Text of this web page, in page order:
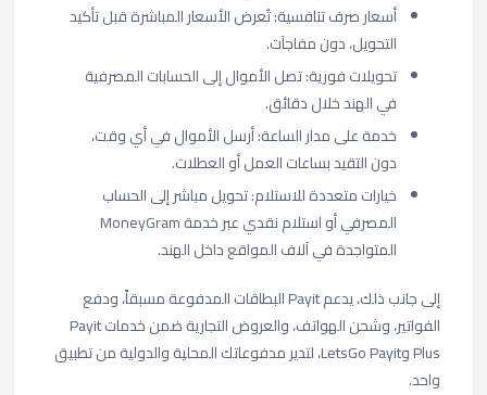
أسعار صرف تنافسية: تُعرض الأسعار المباشرة قبل تأكيد
التحويل، دون مفاجآت.
تحويلات فورية: تصل الأموال إلى الحسابات المصرفية
في الهند خلال دقائق.
خدمة على مدار الساعة: أرسل الأموال في أي وقت،
دون التقيد بساعات العمل أو العطلات.
خيارات متعددة للاستلام: تحويل مباشر إلى الحساب
المصرفي أو استلام نقدي عبر خدمة MoneyGram
المتواجدة في آلاف المواقع داخل الهند.
إلى جانب ذلك، يدعم Payit البطاقات المدفوعة مسبقاً، ودفع
الفواتير، وشحن الهواتف، والعروض التجارية ضمن خدمات Payit
Plus وLetsGo Payit، لتدير مدفوعاتك المحلية والدولية من تطبيق
واحد.